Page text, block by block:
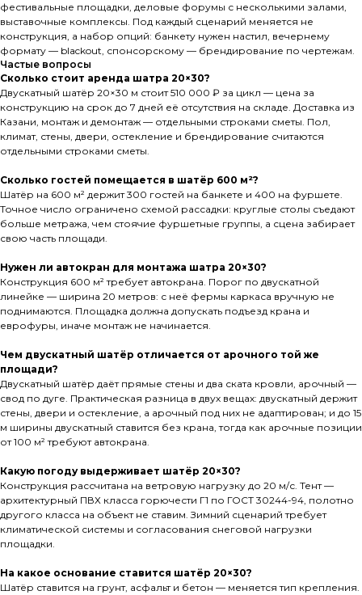
фестивальные площадки, деловые форумы с несколькими залами,
выставочные комплексы. Под каждый сценарий меняется не
конструкция, а набор опций: банкету нужен настил, вечернему
формату — blackout, спонсорскому — брендирование по чертежам.
Частые вопросы
Сколько стоит аренда шатра 20×30?
Двускатный шатёр 20×30 м стоит 510 000 ₽ за цикл — цена за
конструкцию на срок до 7 дней её отсутствия на складе. Доставка из
Казани, монтаж и демонтаж — отдельными строками сметы. Пол,
климат, стены, двери, остекление и брендирование считаются
отдельными строками сметы.
Сколько гостей помещается в шатёр 600 м²?
Шатёр на 600 м² держит 300 гостей на банкете и 400 на фуршете.
Точное число ограничено схемой рассадки: круглые столы съедают
больше метража, чем стоячие фуршетные группы, а сцена забирает
свою часть площади.
Нужен ли автокран для монтажа шатра 20×30?
Конструкция 600 м² требует автокрана. Порог по двускатной
линейке — ширина 20 метров: с неё фермы каркаса вручную не
поднимаются. Площадка должна допускать подъезд крана и
еврофуры, иначе монтаж не начинается.
Чем двускатный шатёр отличается от арочного той же
площади?
Двускатный шатёр даёт прямые стены и два ската кровли, арочный —
свод по дуге. Практическая разница в двух вещах: двускатный держит
стены, двери и остекление, а арочный под них не адаптирован; и до 15
м ширины двускатный ставится без крана, тогда как арочные позиции
от 100 м² требуют автокрана.
Какую погоду выдерживает шатёр 20×30?
Конструкция рассчитана на ветровую нагрузку до 20 м/с. Тент —
архитектурный ПВХ класса горючести Г1 по ГОСТ 30244-94, полотно
другого класса на объект не ставим. Зимний сценарий требует
климатической системы и согласования снеговой нагрузки
площадки.
На какое основание ставится шатёр 20×30?
Шатёр ставится на грунт, асфальт и бетон — меняется тип крепления.